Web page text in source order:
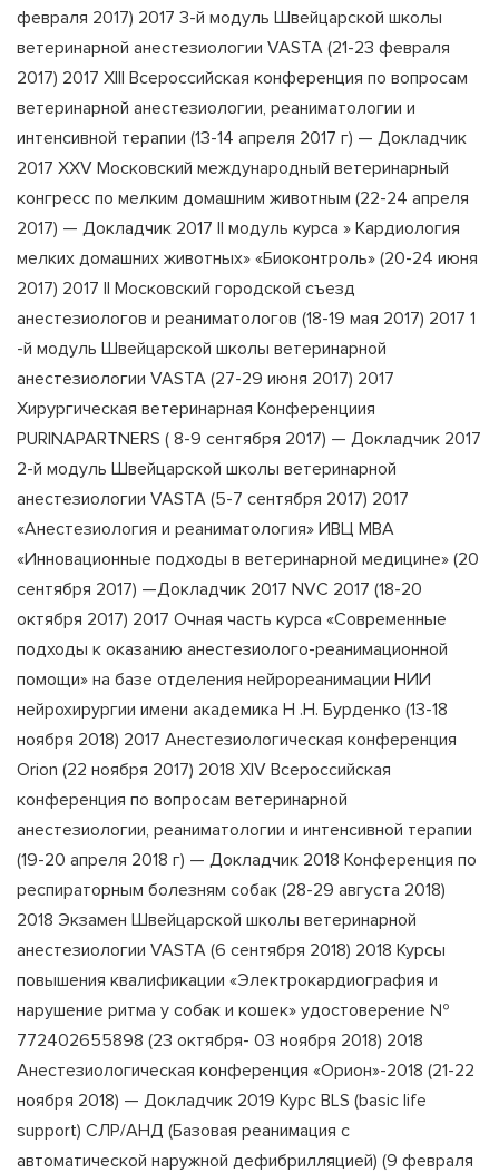
февраля 2017) 2017 3-й модуль Швейцарской школы
ветеринарной анестезиологии VASTA (21-23 февраля
2017) 2017 XIII Всероссийская конференция по вопросам
ветеринарной анестезиологии, реаниматологии и
интенсивной терапии (13-14 апреля 2017 г) — Докладчик
2017 XXV Московский международный ветеринарный
конгресс по мелким домашним животным (22-24 апреля
2017) — Докладчик 2017 II модуль курса » Кардиология
мелких домашних животных» «Биоконтроль» (20-24 июня
2017) 2017 II Московский городской съезд
анестезиологов и реаниматологов (18-19 мая 2017) 2017 1
-й модуль Швейцарской школы ветеринарной
анестезиологии VASTA (27-29 июня 2017) 2017
Хирургическая ветеринарная Конференциия
PURINAPARTNERS ( 8-9 сентября 2017) — Докладчик 2017
2-й модуль Швейцарской школы ветеринарной
анестезиологии VASTA (5-7 сентября 2017) 2017
«Анестезиология и реаниматология» ИВЦ МВА
«Инновационные подходы в ветеринарной медицине» (20
сентября 2017) —Докладчик 2017 NVC 2017 (18-20
октября 2017) 2017 Очная часть курса «Современные
подходы к оказанию анестезиолого-реанимационной
помощи» на базе отделения нейрореанимации НИИ
нейрохирургии имени академика Н .Н. Бурденко (13-18
ноября 2018) 2017 Анестезиологическая конференция
Orion (22 ноября 2017) 2018 XIV Всероссийская
конференция по вопросам ветеринарной
анестезиологии, реаниматологии и интенсивной терапии
(19-20 апреля 2018 г) — Докладчик 2018 Конференция по
респираторным болезням собак (28-29 августа 2018)
2018 Экзамен Швейцарской школы ветеринарной
анестезиологии VASTA (6 сентября 2018) 2018 Курсы
повышения квалификации «Электрокардиография и
нарушение ритма у собак и кошек» удостоверение №
772402655898 (23 октября- 03 ноября 2018) 2018
Анестезиологическая конференция «Орион»-2018 (21-22
ноября 2018) — Докладчик 2019 Курс BLS (basic life
support) СЛР/АНД (Базовая реанимация с
автоматической наружной дефибрилляцией) (9 февраля